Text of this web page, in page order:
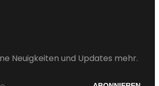
Neuigkeiten und Updates mehr.